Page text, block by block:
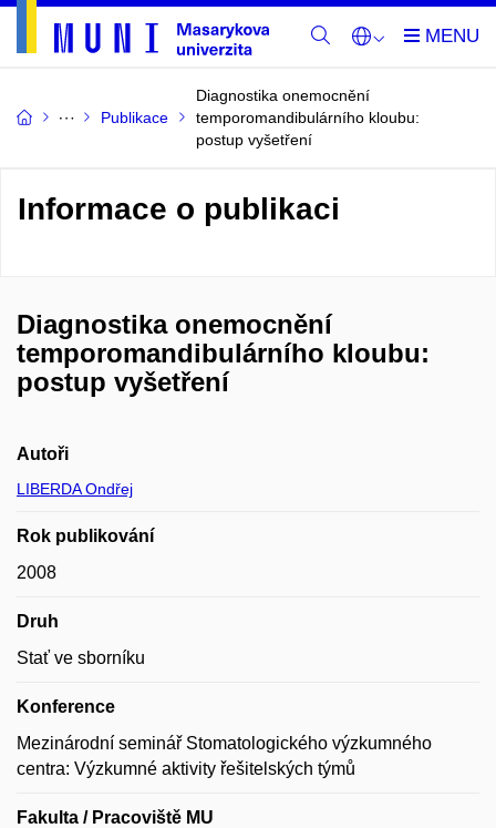
Publikace
Diagnostika onemocnění
temporomandibulárního kloubu:
postup vyšetření
Informace o publikaci
Diagnostika onemocnění
temporomandibulárního kloubu:
postup vyšetření
Autoři
LIBERDA Ondřej
Rok publikování
2008
Druh
Stať ve sborníku
Konference
Mezinárodní seminář Stomatologického výzkumného
centra: Výzkumné aktivity řešitelských týmů
Fakulta / Pracoviště MU